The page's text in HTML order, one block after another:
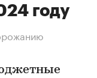
году